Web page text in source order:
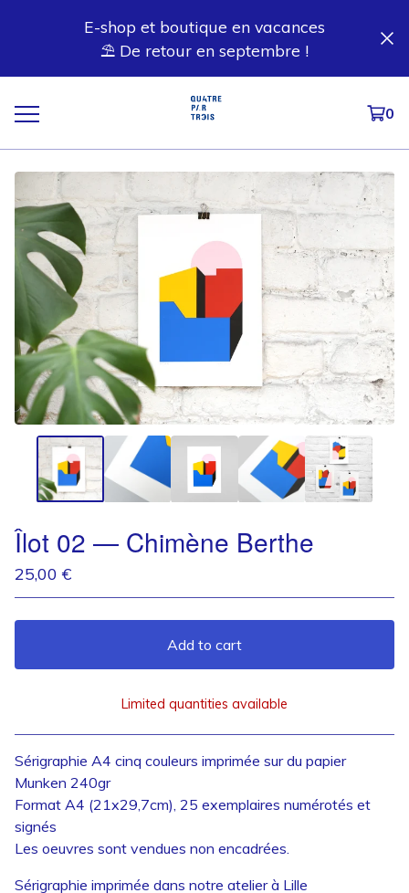
E-shop et boutique en vacances
⛱️ De retour en septembre !
0
Îlot 02 — Chimène Berthe
25,00 €
Add to cart
View cart
Limited quantities available
Sérigraphie A4 cinq couleurs imprimée sur du papier
Munken 240gr
Format A4 (21x29,7cm), 25 exemplaires numérotés et
signés
Les oeuvres sont vendues non encadrées.
Sérigraphie imprimée dans notre atelier à Lille